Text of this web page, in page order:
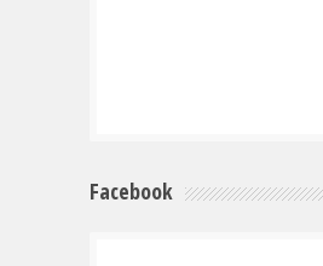
Facebook